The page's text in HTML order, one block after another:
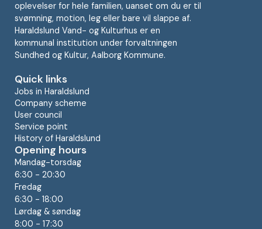
oplevelser for hele familien, uanset om du er til
svømning, motion, leg eller bare vil slappe af.
Haraldslund Vand- og Kulturhus er en
kommunal institution under forvaltningen
Sundhed og Kultur, Aalborg Kommune.
Quick links
Jobs in Haraldslund
Company scheme
User council
Service point
History of Haraldslund
Opening hours
Mandag-torsdag
6:30 - 20:30
Fredag
6:30 - 18:00
Lørdag & søndag
8:00 - 17:30